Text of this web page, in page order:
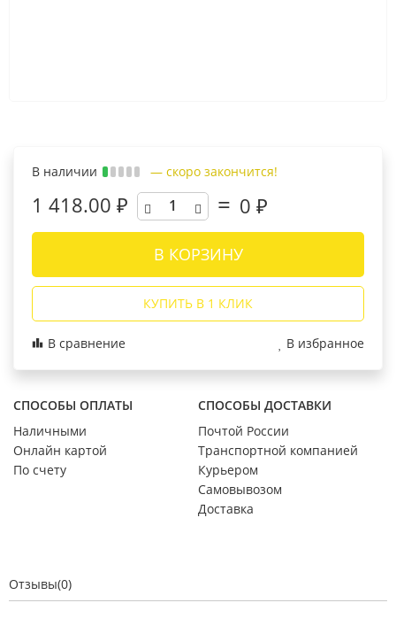
В наличии — скоро закончится!
1 418.00 ₽ 0 ₽
В КОРЗИНУ
КУПИТЬ В 1 КЛИК
В сравнение В избранное
СПОСОБЫ ОПЛАТЫ
Наличными
Онлайн картой
По счету
СПОСОБЫ ДОСТАВКИ
Почтой России
Транспортной компанией
Курьером
Самовывозом
Доставка
Отзывы(0)